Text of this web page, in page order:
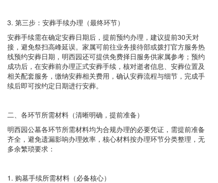
3. 第三步：安葬手续办理（最终环节）
安葬手续需在确定安葬日期后，提前预约办理，建议提前30天对
接，避免祭扫高峰延误。家属可前往业务接待部或拨打官方服务热
线预约安葬日期，明西园还可提供免费择日服务供家属参考；预约
成功后，在安葬前办理正式安葬手续，核对逝者信息、安葬位置及
相关配套服务，缴纳安葬相关费用，确认安葬流程与细节，完成手
续后即可按约定日期进行安葬。
二、各环节所需材料（清晰明确，提前准备）
明西园公墓各环节所需材料均为合规办理的必要凭证，需提前准备
齐全，避免遗漏影响办理效率，核心材料按办理环节分类整理，无
多余繁琐要求：
1. 购墓手续所需材料（必备核心）